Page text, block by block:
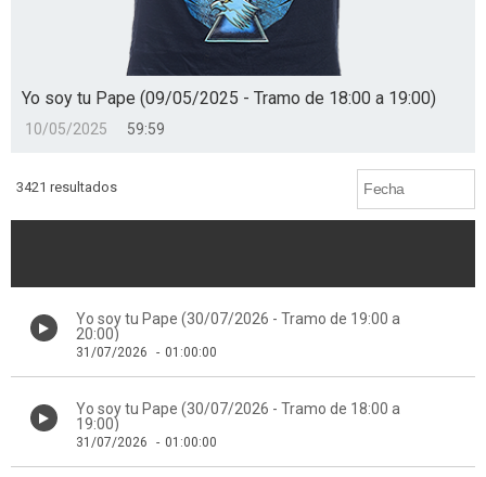
Yo soy tu Pape (09/05/2025 - Tramo de 18:00 a 19:00)
10/05/2025 59:59
3421 resultados
Yo soy tu Pape (30/07/2026 - Tramo de 19:00 a
20:00)
31/07/2026 - 01:00:00
Yo soy tu Pape (30/07/2026 - Tramo de 18:00 a
19:00)
31/07/2026 - 01:00:00